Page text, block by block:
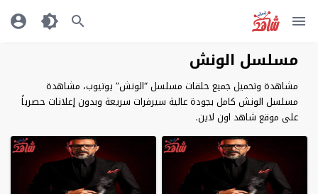
مسلسل الونش
مشاهدة وتحميل جميع حلقات مسلسل “الونش” يوتيوب، مشاهدة
مسلسل الونش كامل بجودة عالية سيرفرات سريعة وبدون إعلانات حصرياً
على موقع شاهد اون لاين.